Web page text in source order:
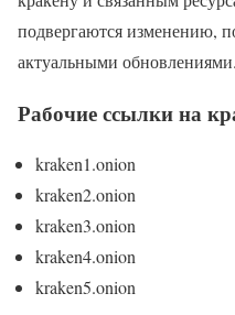
подвергаются изменению,
актуальными обновлениями.
Рабочие ссылки на
kraken1.onion
kraken2.onion
kraken3.onion
kraken4.onion
kraken5.onion